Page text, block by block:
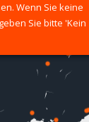
Wenn Sie keine
Sie bitte 'Kein